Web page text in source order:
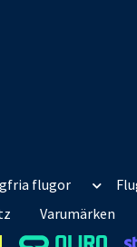
flugor
Varumärken